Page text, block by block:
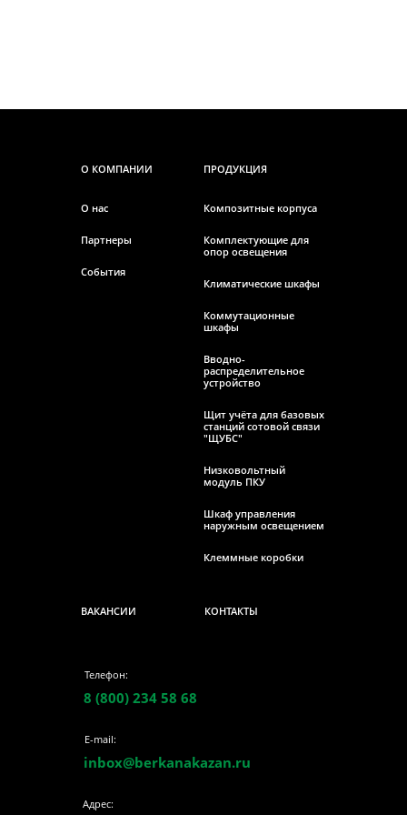
О КОМПАНИИ
О нас
Партнеры
События
ПРОДУКЦИЯ
Композитные корпуса
Комплектующие для
опор освещения
Климатические шкафы
Коммутационные
шкафы
Вводно-
распределительное
устройство
Щит учёта для базовых
станций сотовой связи
"ЩУБС"
Низковольтный
модуль ПКУ
Шкаф управления
наружным освещением
Клеммные коробки
ВАКАНСИИ КОНТАКТЫ
Телефон:
8 (800) 234 58 68
E-mail:
inbox@berkanakazan.ru
Адрес: